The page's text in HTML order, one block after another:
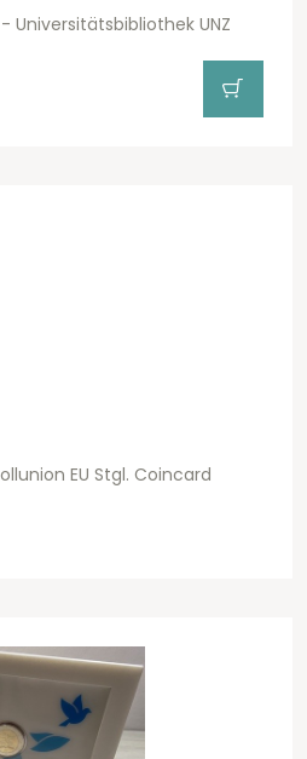
Universitätsbibliothek UNZ
EU Stgl. Coincard